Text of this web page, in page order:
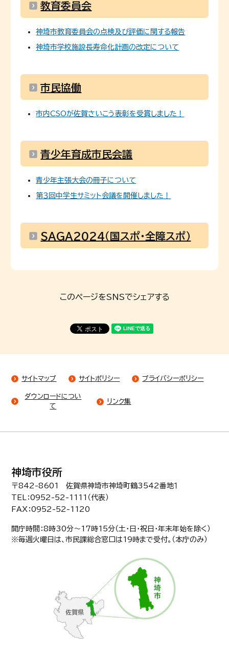
教育委員会
神埼市教育委員会の点検及び評価に関する報告
神埼市学校施設長寿命化計画の改定について
市民協働
市内CSOが佐賀さいこう表彰を受賞しました！
青少年育成市民会議
青少年主張大会の冊子について
第３回中学生サミット会議を開催しました！
SAGA2024（国スポ・全障スポ）
このページをSNSでシェアする
サイトマップ サイトポリシー プライバシーポリシー
ダウンロードについ
て
リンク集
神埼市役所
〒842-8601 佐賀県神埼市神埼町鶴3542番地１
TEL：0952-52-1111（代表）
FAX：0952-52-1120
開庁時間：8時30分〜17時15分（土・日・祝日・年末年始を除く）
※毎週火曜日は、市民課総合窓口は19時まで受付。（本庁のみ）